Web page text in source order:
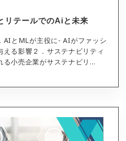
リテールでのAiと未来
AIとMLが主役に- AIがファッシ
える影響２．サステナビリティ
小売企業がサステナビリ...